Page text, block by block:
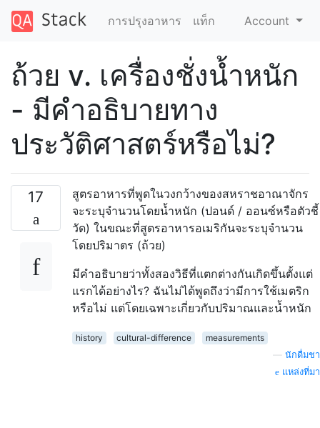
การปรุงอาหาร แท็ก Account
ถ้วย v. เครื่องชั่งน้ำหนัก
- มีคำอธิบายทาง
ประวัติศาสตร์หรือไม่?
17
สูตรอาหารที่พูดในวงกว้างของสหราชอาณาจักร
จะระบุจำนวนโดยน้ำหนัก (ปอนด์ / ออนซ์หรือตัวชี้
วัด) ในขณะที่สูตรอาหารอเมริกันจะระบุจำนวน
โดยปริมาตร (ถ้วย)
มีคำอธิบายว่าทั้งสองวิธีที่แตกต่างกันเกิดขึ้นตั้งแต่
แรกได้อย่างไร? ฉันไม่ได้พูดถึงว่ามีการใช้เมตริก
หรือไม่ แต่โดยเฉพาะเกี่ยวกับปริมาณและน้ำหนัก
history cultural-difference
measurements
นักดื่มชา
แหล่งที่มา